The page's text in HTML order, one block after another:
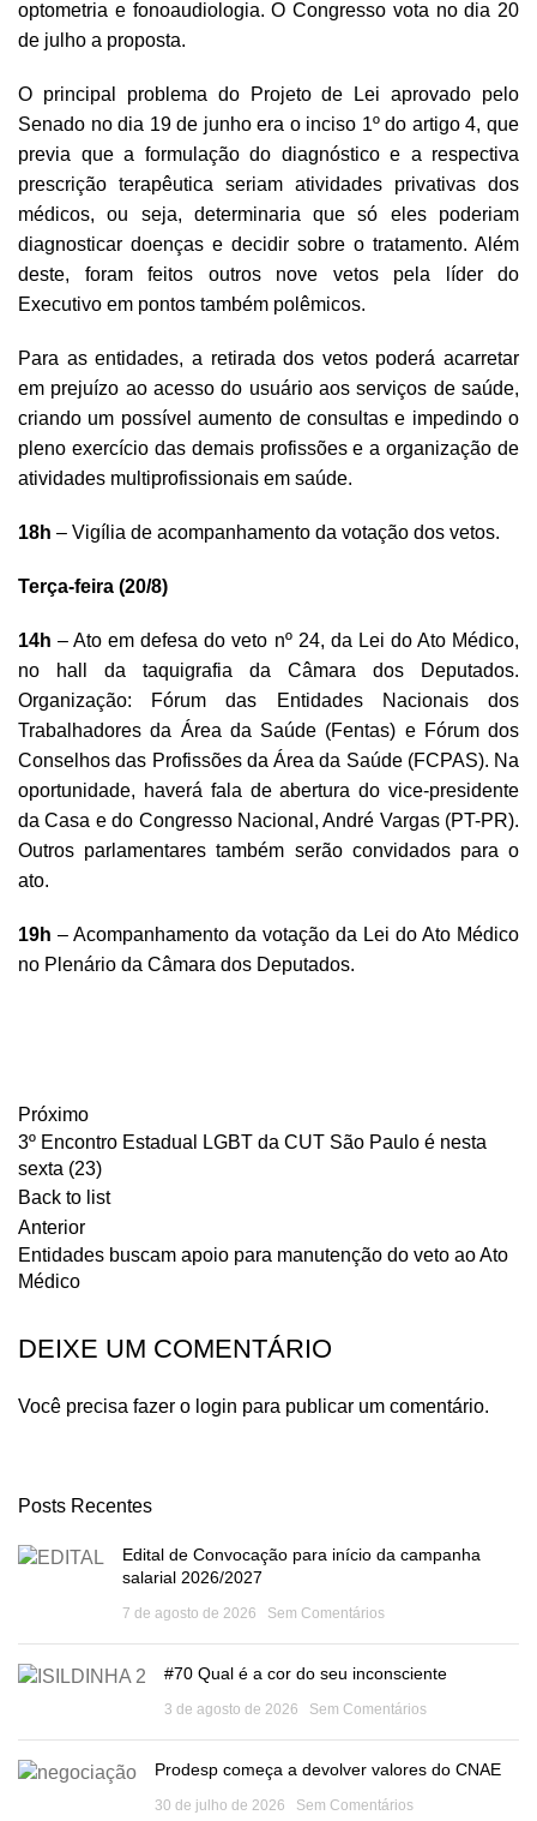
optometria e fonoaudiologia. O Congresso vota no dia 20
de julho a proposta.
O principal problema do Projeto de Lei aprovado pelo
Senado no dia 19 de junho era o inciso 1º do artigo 4, que
previa que a formulação do diagnóstico e a respectiva
prescrição terapêutica seriam atividades privativas dos
médicos, ou seja, determinaria que só eles poderiam
diagnosticar doenças e decidir sobre o tratamento. Além
deste, foram feitos outros nove vetos pela líder do
Executivo em pontos também polêmicos.
Para as entidades, a retirada dos vetos poderá acarretar
em prejuízo ao acesso do usuário aos serviços de saúde,
criando um possível aumento de consultas e impedindo o
pleno exercício das demais profissões e a organização de
atividades multiprofissionais em saúde.
18h – Vigília de acompanhamento da votação dos vetos.
Terça-feira (20/8)
14h – Ato em defesa do veto nº 24, da Lei do Ato Médico,
no hall da taquigrafia da Câmara dos Deputados.
Organização: Fórum das Entidades Nacionais dos
Trabalhadores da Área da Saúde (Fentas) e Fórum dos
Conselhos das Profissões da Área da Saúde (FCPAS). Na
oportunidade, haverá fala de abertura do vice-presidente
da Casa e do Congresso Nacional, André Vargas (PT-PR).
Outros parlamentares também serão convidados para o
ato.
19h – Acompanhamento da votação da Lei do Ato Médico
no Plenário da Câmara dos Deputados.
Próximo
3º Encontro Estadual LGBT da CUT São Paulo é nesta
sexta (23)
Back to list
Anterior
Entidades buscam apoio para manutenção do veto ao Ato
Médico
DEIXE UM COMENTÁRIO
Você precisa fazer o login para publicar um comentário.
Posts Recentes
Edital de Convocação para início da campanha
salarial 2026/2027
7 de agosto de 2026 Sem Comentários
#70 Qual é a cor do seu inconsciente
3 de agosto de 2026 Sem Comentários
Prodesp começa a devolver valores do CNAE
30 de julho de 2026 Sem Comentários